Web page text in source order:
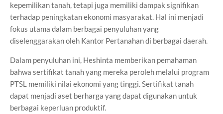
kepemilikan tanah, tetapi juga memiliki dampak signifikan
terhadap peningkatan ekonomi masyarakat. Hal ini menjadi
fokus utama dalam berbagai penyuluhan yang
diselenggarakan oleh Kantor Pertanahan di berbagai daerah.
Dalam penyuluhan ini, Heshinta memberikan pemahaman
bahwa sertifikat tanah yang mereka peroleh melalui program
PTSL memiliki nilai ekonomi yang tinggi. Sertifikat tanah
dapat menjadi aset berharga yang dapat digunakan untuk
berbagai keperluan produktif.